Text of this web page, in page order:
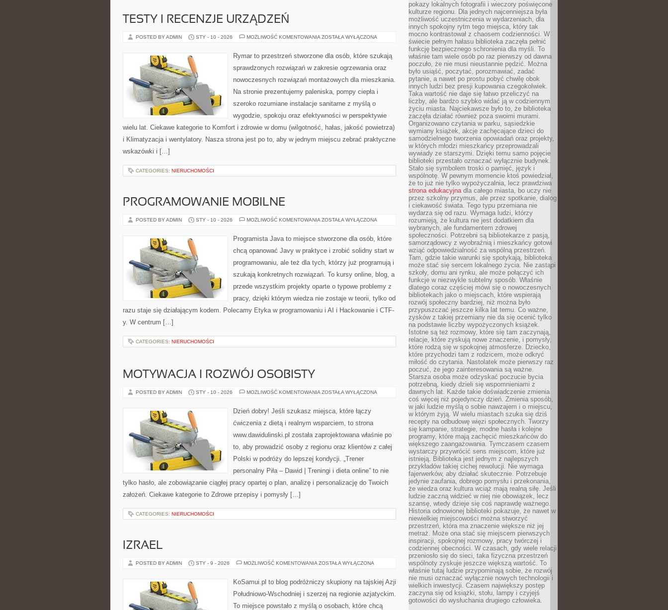
TESTY I RECENZJE URZĄDZEŃ
POSTED BY ADMIN STY - 10 - 2026 MOŻLIWOŚĆ KOMENTOWANIA TESTY
URZĄDZEŃ
ZOSTAŁA WYŁĄCZONA
Rymar to przestrzeń stworzone dla osób, które szukają
sprawdzonych rozwiązań w zakresie ogrzewania oraz
nowoczesnych rozwiązań montażowych dla mieszkania.
Na stronie prezentujemy paleniska, pompy ciepła i
szeroko rozumiane instalacje sanitarne z myślą o
wygodzie, spokoju oraz efektywności w perspektywie
wielu lat. Ciekawe kategorie to Komfort i zdrowie w domu (wilgotność, hałas, jakość powietrza)
i Klimatyzacja i wentylatory. Nasza strona jest po to, aby w jednym miejscu zebrać praktyczne
wskazówki i […]
CATEGORIES: NIERUCHOMOŚCI
PROGRAMOWANIE MOBILNE
POSTED BY ADMIN STY - 10 - 2026 MOŻLIWOŚĆ KOMENTOWANIA PROGRAMOWANIE
ZOSTAŁA WYŁĄCZONA
Programista Java to miejsce stworzone dla osób, które
chcą opanować Javy w praktyce i zrobić solidny start w
programowaniu, ale też dla tych, którzy już programują i
szukają konkretnych rozwiązań. To kursy online, blog, a
przede wszystkim projekty oparte o typowe problemy z
pracy, dzięki którym wiedza nie zostaje w teorii, tylko od
razu staje się działającym kodem. Polecamy Etyka w programowaniu i AI i Hackowanie i CTF-
y. W centrum […]
CATEGORIES: NIERUCHOMOŚCI
MOTYWACJA I ROZWÓJ OSOBISTY
POSTED BY ADMIN STY - 10 - 2026 MOŻLIWOŚĆ KOMENTOWANIA MOTYWACJA
OSOBISTY
ZOSTAŁA WYŁĄCZONA
Dzień dobry! Jeśli szukasz miejsca, które łączy
ćwiczenia z dietą i realnym wsparciem, to strona
www.dawidulinski.pl została zaprojektowana właśnie po
to, aby prowadzić osoby z regionu oraz klientów z całej
Polski w podróży do lepszej kondycji. „Trener
personalny Piła – Dawid | Treningi i dieta online” to nie
tylko hasło, ale zobowiązanie ciągłej pracy opartej o plan, analizę i personalizację do Twoich
założeń. Ciekawe kategorie to Zdrowe przepisy i pomysły […]
CATEGORIES: NIERUCHOMOŚCI
IZRAEL
POSTED BY ADMIN STY - 9 - 2026 MOŻLIWOŚĆ KOMENTOWANIA IZRAEL
ZOSTAŁA WYŁĄCZONA
KoSamui.pl to blog podróżniczy skupiony na tajskiej Azji
Południowo-Wschodniej i szerzej na regionie azjatyckim.
To miejsce powstało z myślą o osobach, które chcą
pokazy lokalnych fotografii i wieczory poświęcone
kulturze regionu. Dla jednych najcenniejsza była
możliwość uczestniczenia w wydarzeniach, dla
innych spokojny rytm tego miejsca, który tak
mocno kontrastował z chaosem codzienności. W
świecie pełnym hałasu biblioteka zaczęła pełnić
funkcję bezpiecznego schronienia dla myśli. To
właśnie tam wiele osób po raz pierwszy od dawna
poczuło, że nie musi nieustannie pędzić. Można
było usiąść, poczytać, porozmawiać, zadać
pytanie, a nawet po prostu pobyć chwilę obok
innych ludzi bez presji kupowania czegokolwiek.
Taka wartość nie daje się łatwo przeliczyć na
liczby, ale bardzo szybko widać ją w codziennym
życiu miasta. Najciekawsze było to, że biblioteka
zaczęła działać również poza swoimi murami.
Organizowano czytania w parku, sąsiedzkie
wymiany książek, akcje zachęcające dzieci do
samodzielnego tworzenia opowiadań oraz projekty,
w których młodzi mieszkańcy przeprowadzali
wywiady ze starszymi. Dzięki temu samo pojęcie
biblioteki przestało oznaczać wyłącznie budynek.
Stało się symbolem troski o pamięć, język i
wspólnotę. W pewnym momencie ktoś powiedział,
że to już nie tylko wypożyczalnia, lecz prawdziwa
strona edukacyjnadla całego miasta, bo uczy nie
przez szkolny przymus, ale przez spotkanie, dialog
i ciekawość świata. Tego typu przemiana nie
wydarza się od razu. Wymaga ludzi, którzy
rozumieją, że kultura nie jest dodatkiem dla
wybranych, ale fundamentem zdrowej
społeczności. Potrzebni są bibliotekarze z pasją,
samorządowcy z wyobraźnią i mieszkańcy gotowi
wziąć odpowiedzialność za wspólną przestrzeń.
Tam, gdzie takie warunki się spotykają, biblioteka
może stać się sercem lokalnego życia. Nie zastąpi
szkoły, domu ani rynku, ale może połączyć ich
funkcje w niezwykle subtelny sposób. Właśnie
dlatego coraz częściej mówi się o nowoczesnych
bibliotekach jako o miejscach, które wspierają
rozwój społeczny bardziej, niż można było
przypuszczać jeszcze kilka lat temu. Co ważne,
zysków z takiej przemiany nie da się ocenić tylko
na podstawie liczby wypożyczonych książek.
Istotne są też rozmowy, które się tam zaczynają,
relacje, które zyskują nowe znaczenie, i pomysły,
które rodzą się w spokojnej atmosferze. Dziecko,
które przychodzi tam z rodzicem, może odkryć
miłość do czytania. Nastolatek może pierwszy raz
poczuć, że jego zainteresowania są ważne.
Starsza osoba może odzyskać poczucie bycia
potrzebną, kiedy dzieli się wspomnieniami z
dawnych lat. Każde takie doświadczenie zmienia
coś więcej niż pojedynczy dzień. Zmienia sposób,
w jaki ludzie myślą o sobie nawzajem i o miejscu,
w którym żyją. W wielu miastach szuka się dziś
recepty na odbudowę więzi społecznych. Tworzy
się kampanie, strategie, modne hasła i kolejne
programy, które mają zachęcić mieszkańców do
większego zaangażowania. Tymczasem czasem
wystarczy przywrócić sens miejscom, które już
istnieją. Biblioteka jest jednym z najlepszych
przykładów takiej cichej rewolucji. Nie wymaga
fajerwerków, aby działać skutecznie. Potrzebuje
jedynie zaufania, dobrego pomysłu i przekonania,
że wiedza oraz kultura wciąż mają realną siłę. Jeśli
ludzie zaczną widzieć w niej nie obowiązek, lecz
szansę, wtedy dzieje się coś naprawdę ważnego.
Historia odnowionej biblioteki pokazuje, że nawet w
niewielkiej miejscowości można stworzyć
przestrzeń, która ma znaczenie większe niż jej
metraż. Może ona stać się miejscem pierwszych
inspiracji, spokojnej rozmowy, pracy twórczej i
codziennej obecności. W czasach, gdy wiele relacji
przeniosło się do sieci, taka fizyczna przestrzeń
wspólnoty zyskuje jeszcze większą wartość. To
właśnie tutaj ludzie przypominają sobie, że rozwój
nie musi oznaczać wyłącznie nowych technologii i
wielkich inwestycji. Czasem największy postęp
zaczyna się od książki, stołu, lampy i czyjejś
gotowości do wysłuchania drugiego człowieka.